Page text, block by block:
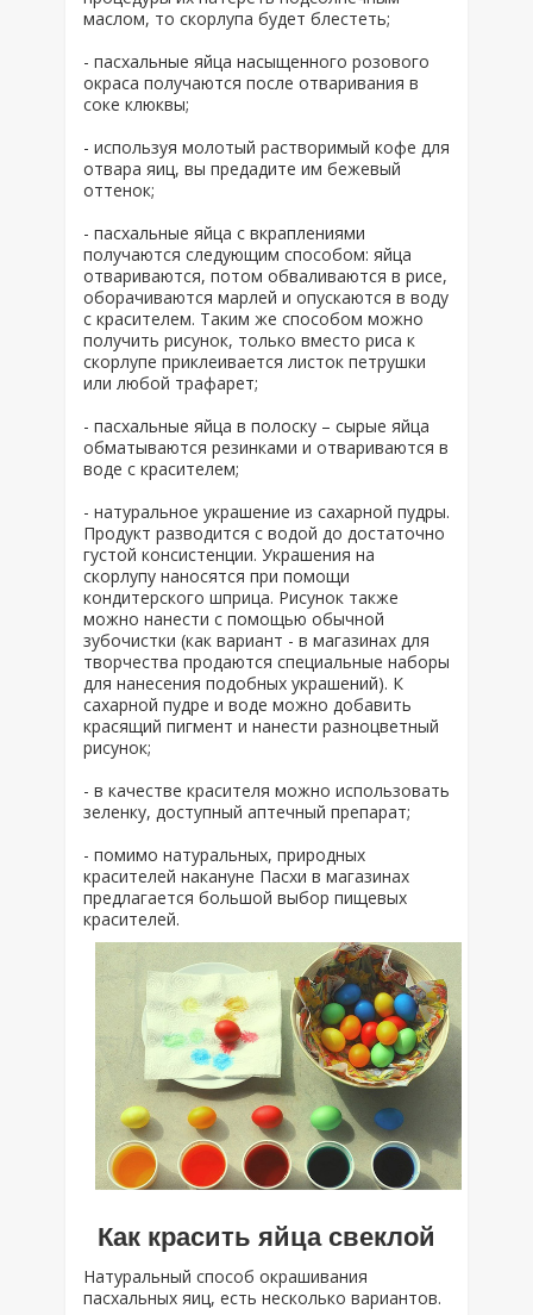
маслом, то скорлупа будет блестеть;
- пасхальные яйца насыщенного розового
окраса получаются после отваривания в
соке клюквы;
- используя молотый растворимый кофе для
отвара яиц, вы предадите им бежевый
оттенок;
- пасхальные яйца с вкраплениями
получаются следующим способом: яйца
отвариваются, потом обваливаются в рисе,
оборачиваются марлей и опускаются в воду
с красителем. Таким же способом можно
получить рисунок, только вместо риса к
скорлупе приклеивается листок петрушки
или любой трафарет;
- пасхальные яйца в полоску – сырые яйца
обматываются резинками и отвариваются в
воде с красителем;
- натуральное украшение из сахарной пудры.
Продукт разводится с водой до достаточно
густой консистенции. Украшения на
скорлупу наносятся при помощи
кондитерского шприца. Рисунок также
можно нанести с помощью обычной
зубочистки (как вариант - в магазинах для
творчества продаются специальные наборы
для нанесения подобных украшений). К
сахарной пудре и воде можно добавить
красящий пигмент и нанести разноцветный
рисунок;
- в качестве красителя можно использовать
зеленку, доступный аптечный препарат;
- помимо натуральных, природных
красителей накануне Пасхи в магазинах
предлагается большой выбор пищевых
красителей.
Как красить яйца свеклой
Натуральный способ окрашивания
пасхальных яиц, есть несколько вариантов.